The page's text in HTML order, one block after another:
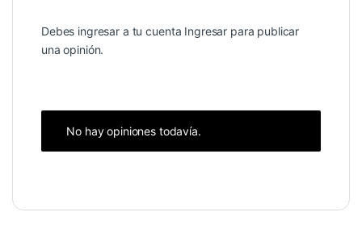
Debes ingresar a tu cuenta Ingresar para publicar
una opinión.
No hay opiniones todavía.